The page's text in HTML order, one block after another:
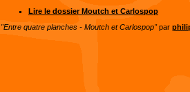
Lire le dossier Moutch et Carlospop
"Entre quatre planches - Moutch et Carlospop"par